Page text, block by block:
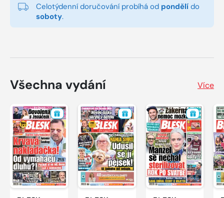
Celotýdenní doručování probíhá od pondělí do
soboty.
Všechna vydání Více